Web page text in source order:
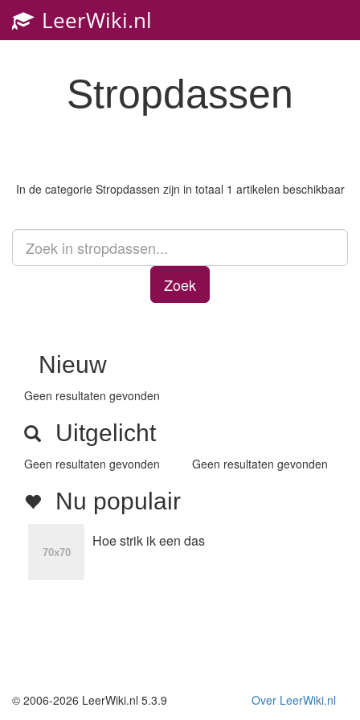
LeerWiki.nl
Stropdassen
In de categorie Stropdassen zijn in totaal 1 artikelen beschikbaar
Zoek
Nieuw
Geen resultaten gevonden
Uitgelicht
Geen resultaten gevonden Geen resultaten gevonden
Nu populair
Hoe strik ik een das
Over LeerWiki.nl
© 2006-2026 LeerWiki.nl 5.3.9